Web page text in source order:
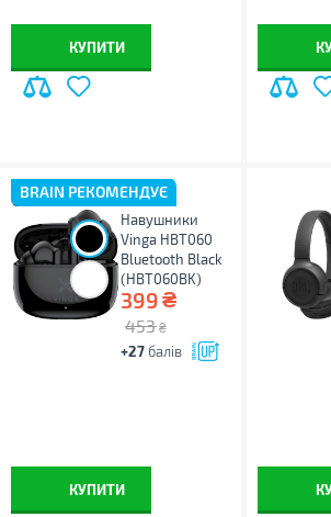
КУПИТИ
BRAIN РЕКОМЕНДУЄ
Навушники
Vinga HBT060
Bluetooth Black
(HBT060BK)
399₴
453 ₴
+27 балів
КУПИТИ